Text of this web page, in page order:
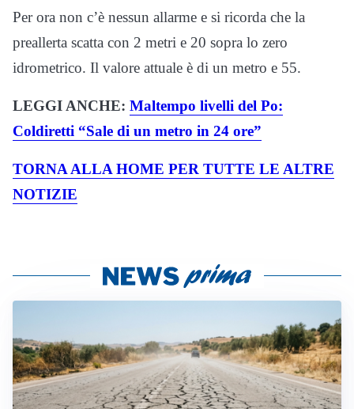
Per ora non c’è nessun allarme e si ricorda che la
preallerta scatta con 2 metri e 20 sopra lo zero
idrometrico. Il valore attuale è di un metro e 55.
LEGGI ANCHE: Maltempo livelli del Po:
Coldiretti “Sale di un metro in 24 ore”
TORNA ALLA HOME PER TUTTE LE ALTRE
NOTIZIE